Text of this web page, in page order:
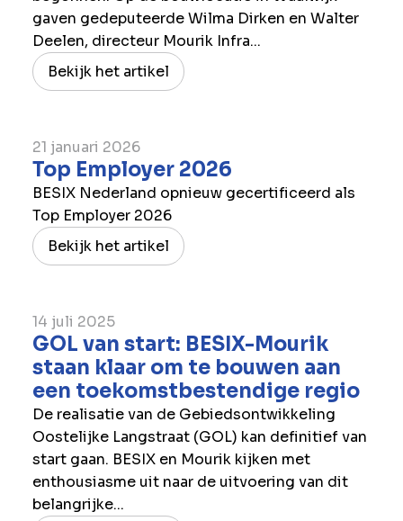
gaven gedeputeerde Wilma Dirken en Walter
Deelen, directeur Mourik Infra...
Bekijk het artikel
21 januari 2026
Top Employer 2026
BESIX Nederland opnieuw gecertificeerd als
Top Employer 2026
Bekijk het artikel
14 juli 2025
GOL van start: BESIX-Mourik
staan klaar om te bouwen aan
een toekomstbestendige regio
De realisatie van de Gebiedsontwikkeling
Oostelijke Langstraat (GOL) kan definitief van
start gaan. BESIX en Mourik kijken met
enthousiasme uit naar de uitvoering van dit
belangrijke...